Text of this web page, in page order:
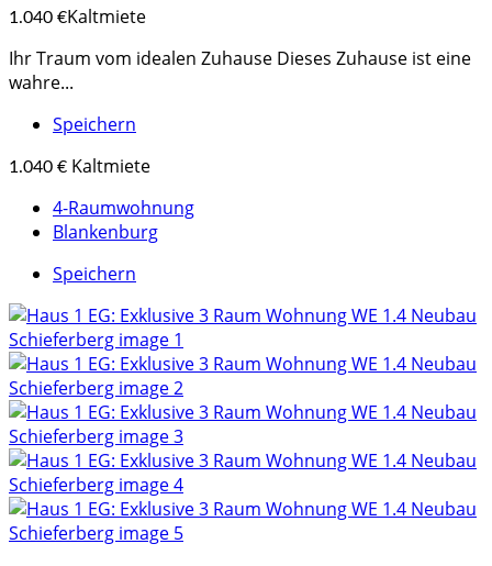
1.040 €Kaltmiete
Ihr Traum vom idealen Zuhause Dieses Zuhause ist eine
wahre...
Speichern
1.040 € Kaltmiete
4-Raumwohnung
Blankenburg
Speichern